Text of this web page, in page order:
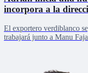
incorpora a la
El exportero verdiblanco
trabajará junto a Manu